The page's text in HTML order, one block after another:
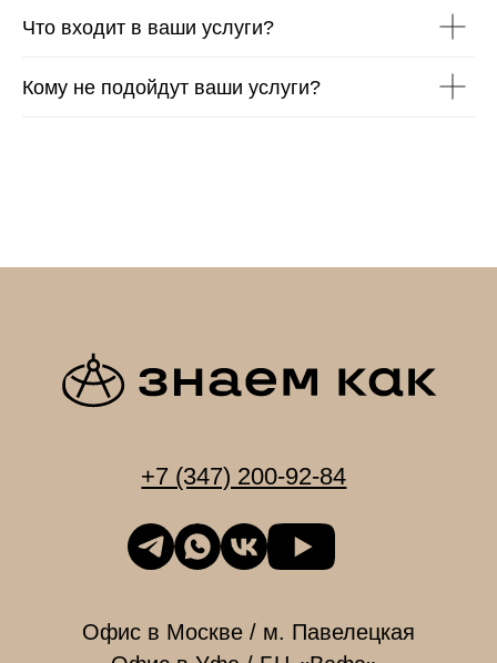
Что входит в ваши услуги?
Кому не подойдут ваши услуги?